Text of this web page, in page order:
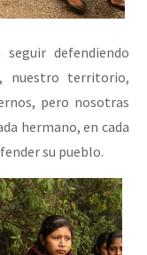
defendiendo
nuestro territorio,
pero nosotras
hermano, en cada
su pueblo.